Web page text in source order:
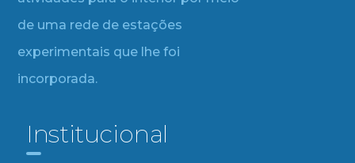
de uma rede de estações
experimentais que lhe foi
incorporada.
Institucional